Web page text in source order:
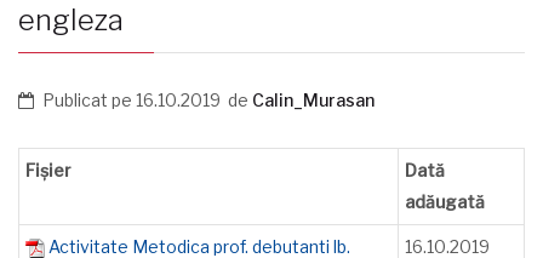
engleza
Publicat pe 16.10.2019 de Calin_Murasan
Fișier
Dată
adăugată
Activitate Metodica prof. debutanti lb.
16.10.2019